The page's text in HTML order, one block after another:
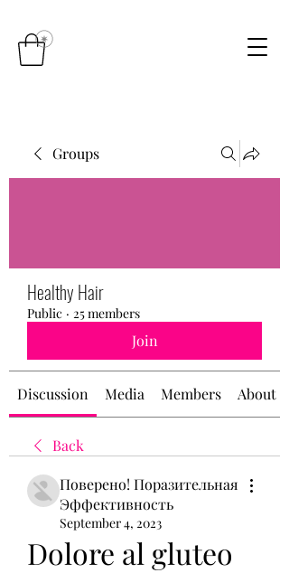
Groups
Healthy Hair
Public · 25 members
Join
Discussion Media Members About
Back
Поверено! Поразительная
Эффективность
September 4, 2023
Dolore al gluteo